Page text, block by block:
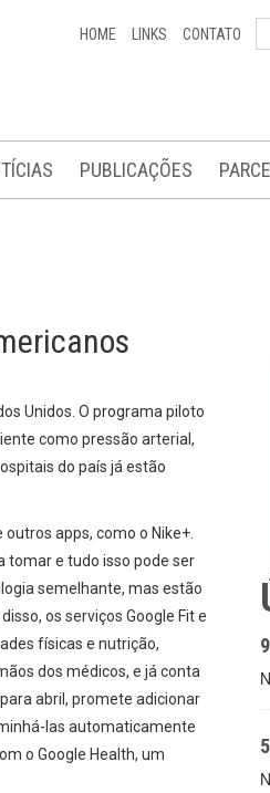
HOME LINKS CONTATO
PUBLICAÇÕES
Unidos. O programa piloto
como pressão arterial,
do país já estão
apps, como o Nike+.
tomar e tudo isso pode ser
semelhante, mas estão
os serviços Google Fit e
físicas e nutrição,
dos médicos, e já conta
abril, promete adicionar
las automaticamente
o Google Health, um